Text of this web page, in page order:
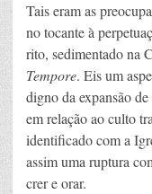
Tais eram as
no tocante à
rito, sedimentado na
Tempore. Eis um
digno da expansão
em relação ao culto
identificado com a
assim uma ruptura
crer e orar.